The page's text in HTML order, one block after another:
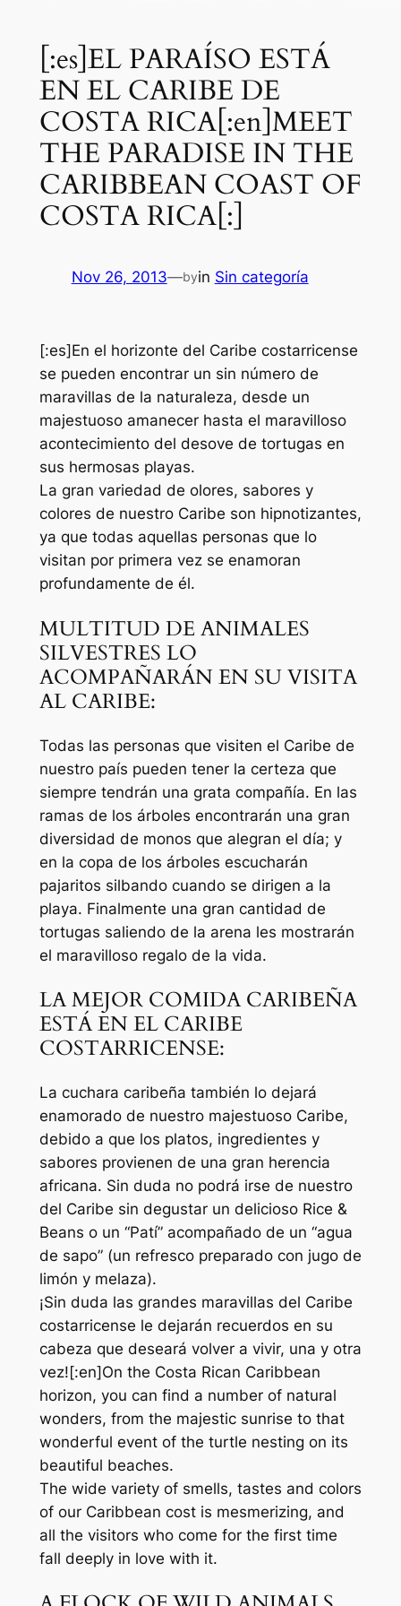
[:es]EL PARAÍSO ESTÁ
EN EL CARIBE DE
COSTA RICA[:en]MEET
THE PARADISE IN THE
CARIBBEAN COAST OF
COSTA RICA[:]
Nov 26, 2013—byin Sin categoría
[:es]En el horizonte del Caribe costarricense
se pueden encontrar un sin número de
maravillas de la naturaleza, desde un
majestuoso amanecer hasta el maravilloso
acontecimiento del desove de tortugas en
sus hermosas playas.
La gran variedad de olores, sabores y
colores de nuestro Caribe son hipnotizantes,
ya que todas aquellas personas que lo
visitan por primera vez se enamoran
profundamente de él.
MULTITUD DE ANIMALES
SILVESTRES LO
ACOMPAÑARÁN EN SU VISITA
AL CARIBE:
Todas las personas que visiten el Caribe de
nuestro país pueden tener la certeza que
siempre tendrán una grata compañía. En las
ramas de los árboles encontrarán una gran
diversidad de monos que alegran el día; y
en la copa de los árboles escucharán
pajaritos silbando cuando se dirigen a la
playa. Finalmente una gran cantidad de
tortugas saliendo de la arena les mostrarán
el maravilloso regalo de la vida.
LA MEJOR COMIDA CARIBEÑA
ESTÁ EN EL CARIBE
COSTARRICENSE:
La cuchara caribeña también lo dejará
enamorado de nuestro majestuoso Caribe,
debido a que los platos, ingredientes y
sabores provienen de una gran herencia
africana. Sin duda no podrá irse de nuestro
del Caribe sin degustar un delicioso Rice &
Beans o un “Patí” acompañado de un “agua
de sapo” (un refresco preparado con jugo de
limón y melaza).
¡Sin duda las grandes maravillas del Caribe
costarricense le dejarán recuerdos en su
cabeza que deseará volver a vivir, una y otra
vez![:en]On the Costa Rican Caribbean
horizon, you can find a number of natural
wonders, from the majestic sunrise to that
wonderful event of the turtle nesting on its
beautiful beaches.
The wide variety of smells, tastes and colors
of our Caribbean cost is mesmerizing, and
all the visitors who come for the first time
fall deeply in love with it.